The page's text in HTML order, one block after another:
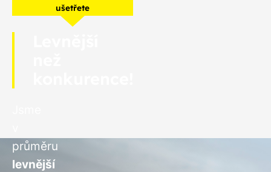
ušetřete
průměru
levnější